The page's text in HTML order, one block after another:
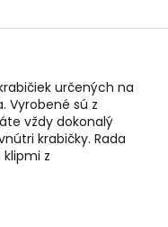
určených na
Vyrobené sú z
vždy dokonalý
krabičky. Rada
klipmi z